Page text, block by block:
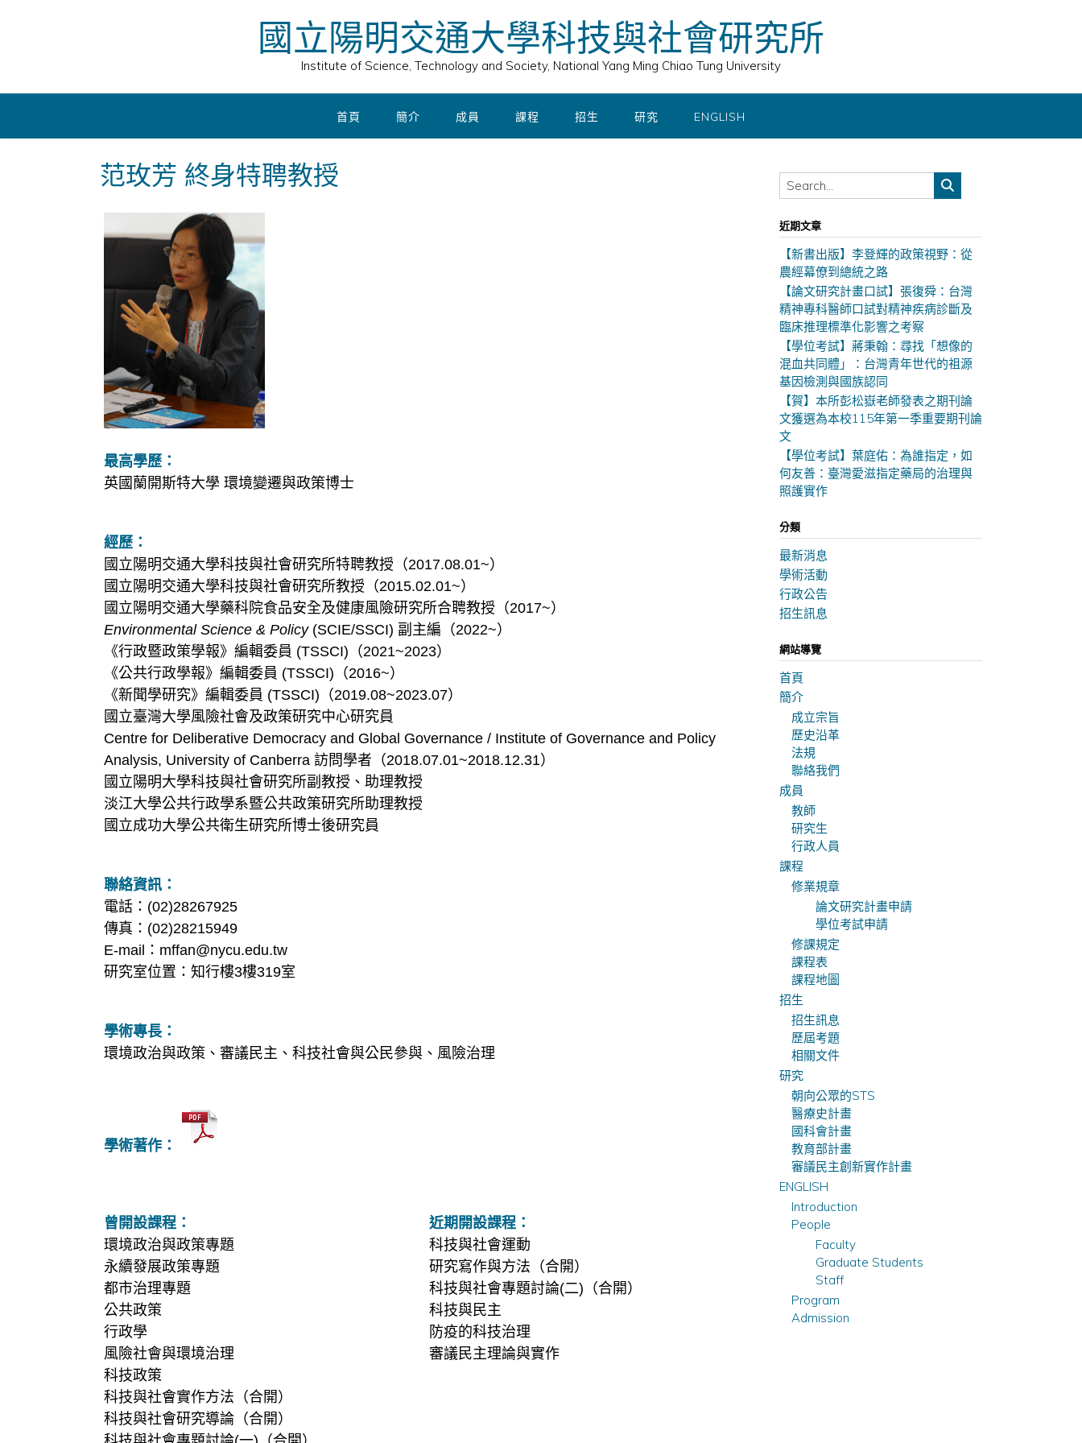
國立陽明交通大學科技與社會研究所
Institute of Science, Technology and Society, National Yang Ming Chiao Tung University
首頁 簡介 成員 課程 招生 研究 ENGLISH
范玫芳 終身特聘教授
最高學歷：
英國蘭開斯特大學 環境變遷與政策博士
經歷：
國立陽明交通大學科技與社會研究所特聘教授（2017.08.01~）
國立陽明交通大學科技與社會研究所教授（2015.02.01~）
國立陽明交通大學藥科院食品安全及健康風險研究所合聘教授（2017~）
Environmental Science & Policy(SCIE/SSCI) 副主編（2022~）
《行政暨政策學報》編輯委員 (TSSCI)（2021~2023）
《公共行政學報》編輯委員 (TSSCI)（2016~）
《新聞學研究》編輯委員 (TSSCI)（2019.08~2023.07）
國立臺灣大學風險社會及政策研究中心研究員
Centre for Deliberative Democracy and Global Governance / Institute of Governance and Policy
Analysis, University of Canberra 訪問學者（2018.07.01~2018.12.31）
國立陽明大學科技與社會研究所副教授、助理教授
淡江大學公共行政學系暨公共政策研究所助理教授
國立成功大學公共衛生研究所博士後研究員
聯絡資訊：
電話：(02)28267925
傳真：(02)28215949
E-mail：mffan@nycu.edu.tw
研究室位置：知行樓3樓319室
學術專長：
環境政治與政策、審議民主、科技社會與公民參與、風險治理
學術著作：
曾開設課程：
環境政治與政策專題
永續發展政策專題
都市治理專題
公共政策
行政學
風險社會與環境治理
科技政策
科技與社會實作方法（合開）
科技與社會研究導論（合開）
近期開設課程：
科技與社會運動
研究寫作與方法（合開）
科技與社會專題討論(二)（合開）
科技與民主
防疫的科技治理
審議民主理論與實作
近期文章
【新書出版】李登輝的政策視野：從
農經幕僚到總統之路
【論文研究計畫口試】張復舜：台灣
精神專科醫師口試對精神疾病診斷及
臨床推理標準化影響之考察
【學位考試】蔣秉翰：尋找「想像的
混血共同體」：台灣青年世代的祖源
基因檢測與國族認同
【賀】本所彭松嶽老師發表之期刊論
文獲選為本校115年第一季重要期刊論
文
【學位考試】葉庭佑：為誰指定，如
何友善：臺灣愛滋指定藥局的治理與
照護實作
分類
最新消息
學術活動
行政公告
招生訊息
網站導覽
首頁
簡介
成立宗旨
歷史沿革
法規
聯絡我們
成員
教師
研究生
行政人員
課程
修業規章
論文研究計畫申請
學位考試申請
修課規定
課程表
課程地圖
招生
招生訊息
歷屆考題
相關文件
研究
朝向公眾的STS
醫療史計畫
國科會計畫
教育部計畫
審議民主創新實作計畫
ENGLISH
Introduction
People
Faculty
Graduate Students
Staff
Program
Admission